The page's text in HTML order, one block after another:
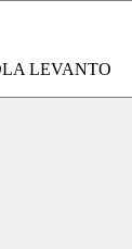
LEVANTO